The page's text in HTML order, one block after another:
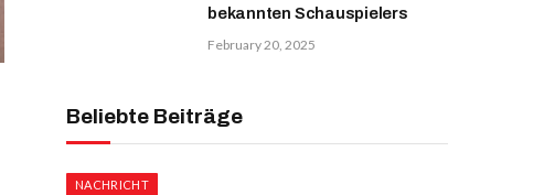
bekannten Schauspielers
February 20, 2025
Beliebte Beiträge
NACHRICHT